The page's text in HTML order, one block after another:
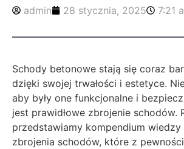
admin 28 stycznia, 2025 7:21
Schody betonowe stają się coraz
dzięki swojej trwałości i estetyce.
aby były one funkcjonalne i
jest prawidłowe zbrojenie schodów.
przedstawiamy kompendium wiedzy
zbrojenia schodów, które z